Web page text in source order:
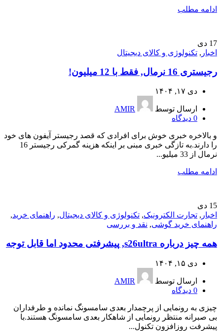
ادامه مطلب
17 دی
اخبار , تکنولوژی و کالای دیجیتال
رجیستری 16 نرمال, فقط با 12 میلیون!
دی ۱۷, ۱۴۰۴
ارسال توسط
AMIR
0 دیدگاه
و بالاخره خبری خوش برای افرادی که قصد رجیستر آیفون های خود
را دارند.به تازگی خبری مبنی بر اینکه هزینه گمرکی رجیستر 16
نرمال از 33 میلیو...
ادامه مطلب
15 دی
اخبار , تجارت الکترونیک, تکنولوژی و کالای دیجیتال, راهنمای خرید,
راهنمای خرید گوشی, نقد و بررسی
همه چیز درباره s26ultra, پیشرفتی محدود اما قابل توجه
دی ۱۵, ۱۴۰۴
ارسال توسط
AMIR
0 دیدگاه
چیزی به رونمایی از پرچمدار بعدی سامسونگ نمانده و طرفداران
بی صبرانه منتظر رونمایی از شاهکار بعدی سامسونگ هستند.با
پیشرفت روزافزون تکنول...